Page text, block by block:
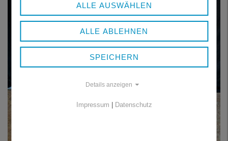
ALLE AUSWÄHLEN
ALLE ABLEHNEN
SPEICHERN
Details anzeigen
Impressum | Datenschutz